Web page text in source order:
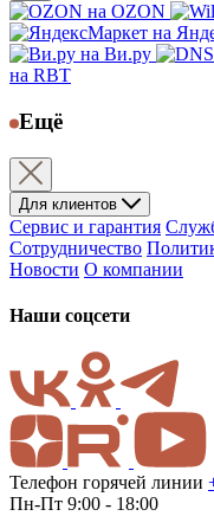
на OZON
на
на Ви.ру
на RBT
Ещё
Для клиентов
Сервис и гарантия
Сотрудничество
Новости О компании
Наши соцсети
Телефон горячей линии
Пн-Пт 9:00 - 18:00